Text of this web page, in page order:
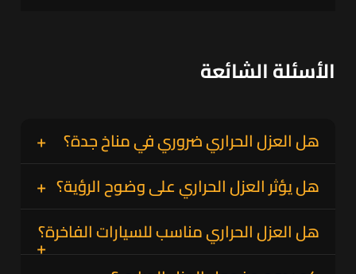
الأسئلة الشائعة
هل العزل الحراري ضروري في مناخ جدة؟
نعم، بسبب الحرارة المرتفعة والرطوبة العالية،
يساعد العزل الحراري على تقليل دخول الحرارة
ويحسن راحة القيادة بشكل ملحوظ داخل جدة.
هل يؤثر العزل الحراري على وضوح الرؤية؟
عند استخدام عوازل حرارية عالية الجودة وتركيبها
باحترافية، لا يتأثر وضوح الرؤية سواء نهارًا أو ليلًا.
هل العزل الحراري مناسب للسيارات الفاخرة؟
نعم، العزل الحراري مصمم ليكون متوافقًا مع